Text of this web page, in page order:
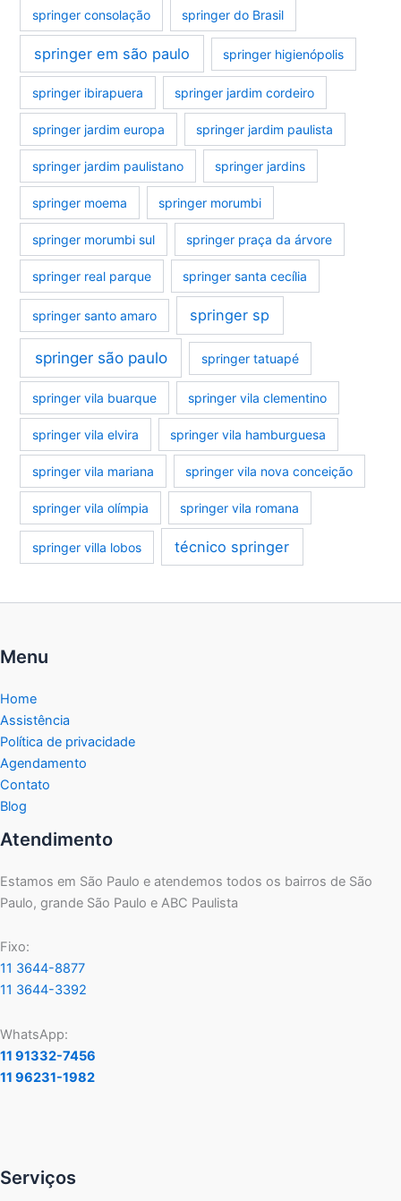
springer consolação springer do Brasil
springer em são paulo springer higienópolis
springer ibirapuera springer jardim cordeiro
springer jardim europa springer jardim paulista
springer jardim paulistano springer jardins
springer moema springer morumbi
springer morumbi sul springer praça da árvore
springer real parque springer santa cecília
springer santo amaro springer sp
springer são paulo springer tatuapé
springer vila buarque springer vila clementino
springer vila elvira springer vila hamburguesa
springer vila mariana springer vila nova conceição
springer vila olímpia springer vila romana
springer villa lobos técnico springer
Menu
Home
Assistência
Política de privacidade
Agendamento
Contato
Blog
Atendimento
Estamos em São Paulo e atendemos todos os bairros de São
Paulo, grande São Paulo e ABC Paulista
Fixo:
11 3644-8877
11 3644-3392
WhatsApp:
11 91332-7456
11 96231-1982
Serviços